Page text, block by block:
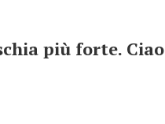
più forte. Ciao